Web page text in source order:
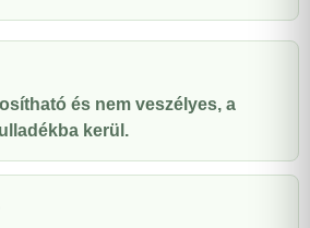
és nem veszélyes, a
kerül.